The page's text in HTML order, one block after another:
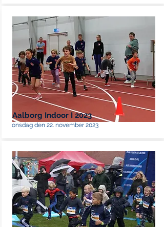
Aalborg Indoor I 2023
onsdag den 22. november 2023